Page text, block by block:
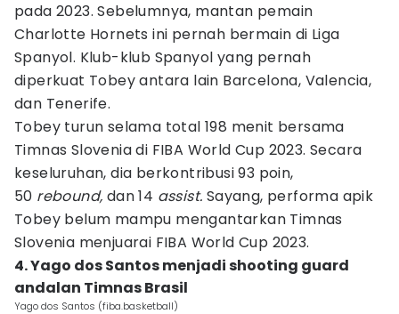
pada 2023. Sebelumnya, mantan pemain
Charlotte Hornets ini pernah bermain di Liga
Spanyol. Klub-klub Spanyol yang pernah
diperkuat Tobey antara lain Barcelona, Valencia,
dan Tenerife.
Tobey turun selama total 198 menit bersama
Timnas Slovenia di FIBA World Cup 2023. Secara
keseluruhan, dia berkontribusi 93 poin,
50 rebound, dan 14 assist. Sayang, performa apik
Tobey belum mampu mengantarkan Timnas
Slovenia menjuarai FIBA World Cup 2023.
4. Yago dos Santos menjadi shooting guard
andalan Timnas Brasil
Yago dos Santos (fiba.basketball)